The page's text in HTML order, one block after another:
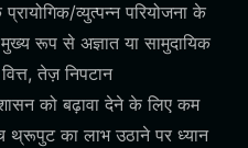
व्युत्पन्न परियोजना के
रूप से अज्ञात या सामुदायिक
तेज़ निपटान
को बढ़ावा देने के लिए कम
का लाभ उठाने पर ध्यान